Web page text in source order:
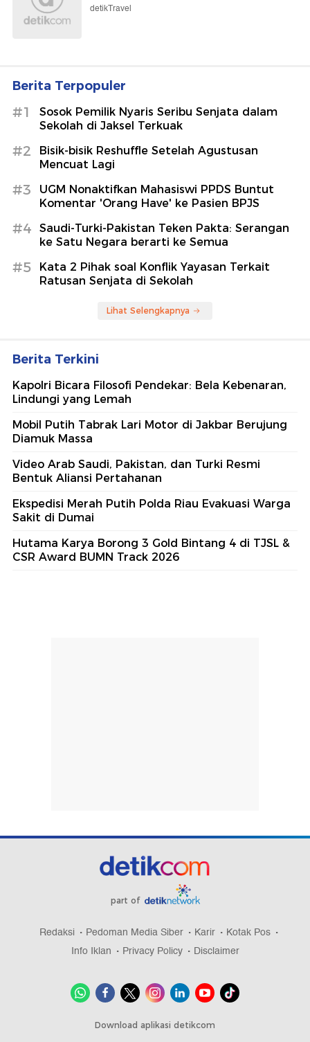
detikTravel
Berita Terpopuler
#1
Sosok Pemilik Nyaris Seribu Senjata dalam
Sekolah di Jaksel Terkuak
#2
Bisik-bisik Reshuffle Setelah Agustusan
Mencuat Lagi
#3
UGM Nonaktifkan Mahasiswi PPDS Buntut
Komentar 'Orang Have' ke Pasien BPJS
#4
Saudi-Turki-Pakistan Teken Pakta: Serangan
ke Satu Negara berarti ke Semua
#5
Kata 2 Pihak soal Konflik Yayasan Terkait
Ratusan Senjata di Sekolah
Lihat Selengkapnya
Berita Terkini
Kapolri Bicara Filosofi Pendekar: Bela Kebenaran,
Lindungi yang Lemah
Mobil Putih Tabrak Lari Motor di Jakbar Berujung
Diamuk Massa
Video Arab Saudi, Pakistan, dan Turki Resmi
Bentuk Aliansi Pertahanan
Ekspedisi Merah Putih Polda Riau Evakuasi Warga
Sakit di Dumai
Hutama Karya Borong 3 Gold Bintang 4 di TJSL &
CSR Award BUMN Track 2026
part of
Redaksi Pedoman Media Siber Karir
Kotak Pos
Info Iklan
Privacy Policy Disclaimer
Download aplikasi detikcom